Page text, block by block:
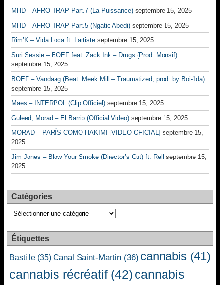
MHD – AFRO TRAP Part.7 (La Puissance) septembre 15, 2025
MHD – AFRO TRAP Part.5 (Ngatie Abedi) septembre 15, 2025
Rim’K – Vida Loca ft. Lartiste septembre 15, 2025
Suri Sessie – BOEF feat. Zack Ink – Drugs (Prod. Monsif)
septembre 15, 2025
BOEF – Vandaag (Beat: Meek Mill – Traumatized, prod. by Boi-1da)
septembre 15, 2025
Maes – INTERPOL (Clip Officiel) septembre 15, 2025
Guleed, Morad – El Barrio (Official Video) septembre 15, 2025
MORAD – PARÍS COMO HAKIMI [VIDEO OFICIAL] septembre 15,
2025
Jim Jones – Blow Your Smoke (Director’s Cut) ft. Rell
septembre 15,
2025
Catégories
Catégories
Étiquettes
Bastille (35) Canal Saint-Martin (36) cannabis (41)
cannabis récréatif (42) cannabis